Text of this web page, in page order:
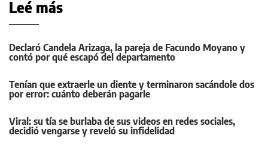
Leé más
Declaró Candela Arizaga, la pareja de Facundo Moyano y
contó por qué escapó del departamento
Tenían que extraerle un diente y terminaron sacándole dos
por error: cuánto deberán pagarle
Viral: su tía se burlaba de sus videos en redes sociales,
decidió vengarse y reveló su infidelidad